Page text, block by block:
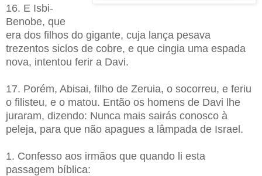
16. E Isbi-
Benobe, que
era dos filhos do gigante, cuja lança pesava
trezentos siclos de cobre, e que cingia uma espada
nova, intentou ferir a Davi.
17. Porém, Abisai, filho de Zeruia, o socorreu, e feriu
o filisteu, e o matou. Então os homens de Davi lhe
juraram, dizendo: Nunca mais sairás conosco à
peleja, para que não apagues a lâmpada de Israel.
1. Confesso aos irmãos que quando li esta
passagem bíblica: